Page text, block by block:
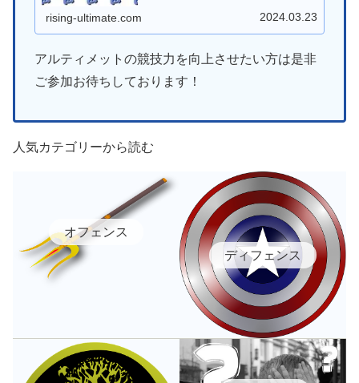
rising-ultimate.com 2024.03.23
アルティメットの競技力を向上させたい方は是非
ご参加お待ちしております！
人気カテゴリーから読む
オフェンス
ディフェンス